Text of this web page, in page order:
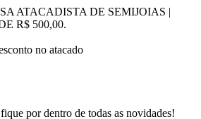
ATACADISTA DE SEMIJOIAS |
R$ 500,00.
no atacado
por dentro de todas as novidades!